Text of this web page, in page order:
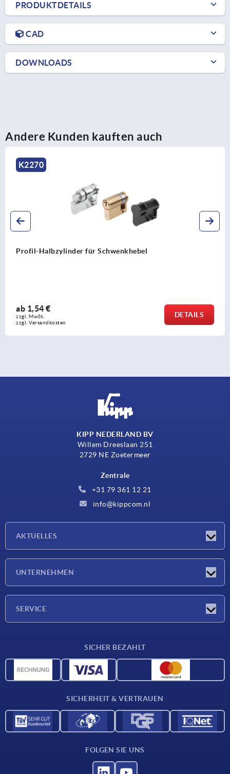
PRODUKTDETAILS
CAD
DOWNLOADS
Andere Kunden kauften auch
DETAILS
Adapter Stahl, Edelstahl oder Zink für
KIPP NEDERLAND BV
Willem Dreeslaan 251
2729 NE Zoetermeer
Zentrale
+31 79 361 12 21
info@kippcom.nl
AKTUELLES
UNTERNEHMEN
SERVICE
CAD-Daten
SICHER BEZAHLT
SICHERHEIT & VERTRAUEN
FOLGEN SIE UNS